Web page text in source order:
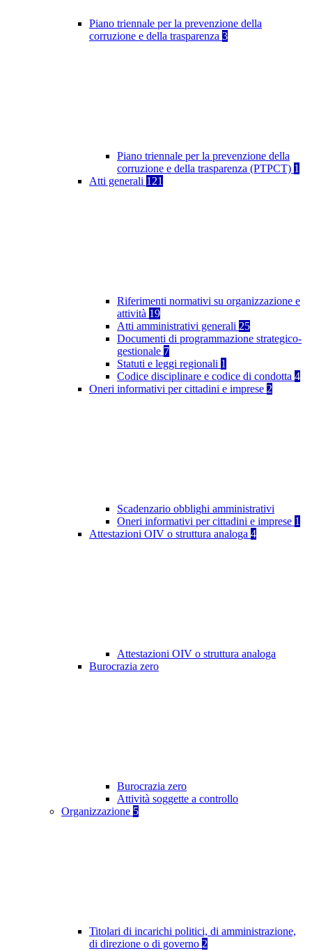
Piano triennale per la prevenzione della
corruzione e della trasparenza 3
Piano triennale per la prevenzione della
corruzione e della trasparenza (PTPCT) 1
Atti generali 121
Riferimenti normativi su organizzazione e
attività 19
Atti amministrativi generali 25
Documenti di programmazione strategico-
gestionale 7
Statuti e leggi regionali 1
Codice disciplinare e codice di condotta 4
Oneri informativi per cittadini e imprese 2
Scadenzario obblighi amministrativi
Oneri informativi per cittadini e imprese 1
Attestazioni OIV o struttura analoga 4
Attestazioni OIV o struttura analoga
Burocrazia zero
Burocrazia zero
Attività soggette a controllo
Organizzazione 5
Titolari di incarichi politici, di amministrazione,
di direzione o di governo 2